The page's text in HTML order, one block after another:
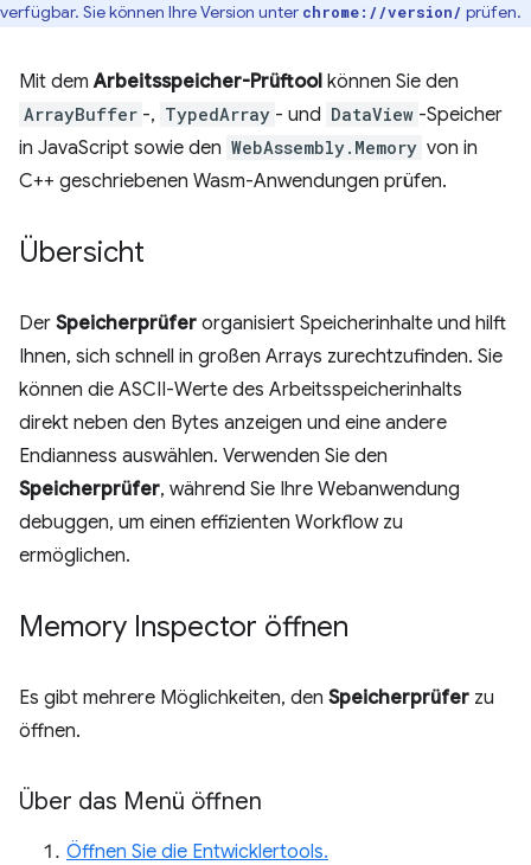
verfügbar. Sie können Ihre Version unter chrome://version/ prüfen.
Mit demArbeitsspeicher-Prüftool können Sie den
ArrayBuffer -, TypedArray - und DataView -Speicher
in JavaScript sowie den WebAssembly.Memory von in
C++ geschriebenen Wasm-Anwendungen prüfen.
Übersicht
Der Speicherprüfer organisiert Speicherinhalte und hilft
Ihnen, sich schnell in großen Arrays zurechtzufinden. Sie
können die ASCII-Werte des Arbeitsspeicherinhalts
direkt neben den Bytes anzeigen und eine andere
Endianness auswählen. Verwenden Sie den
Speicherprüfer, während Sie Ihre Webanwendung
debuggen, um einen effizienten Workflow zu
ermöglichen.
Memory Inspector öffnen
Es gibt mehrere Möglichkeiten, den Speicherprüfer zu
öffnen.
Über das Menü öffnen
Öffnen Sie die Entwicklertools.